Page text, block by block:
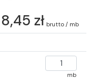
8,45 zł brutto / mb
mb